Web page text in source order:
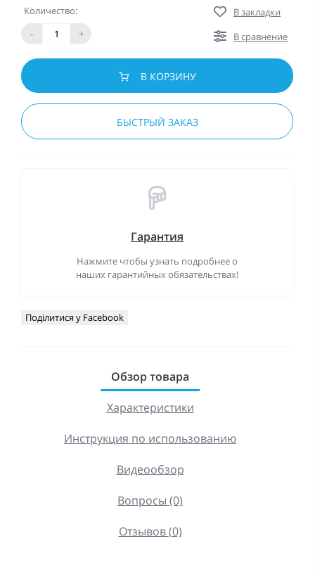
Количество:
-
+
В закладки
В сравнение
В КОРЗИНУ
БЫСТРЫЙ ЗАКАЗ
Гарантия
Нажмите чтобы узнать подробнее о
наших гарантийных обязательствах!
Поділитися у Facebook
Обзор товара
Характеристики
Инструкция по использованию
Видеообзор
Вопросы (0)
Отзывов (0)